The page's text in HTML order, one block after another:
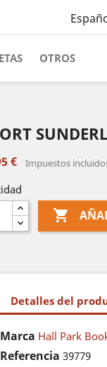
OTROS
€ Impuestos

Detalles del
Marca Hall Park
Referencia 39779